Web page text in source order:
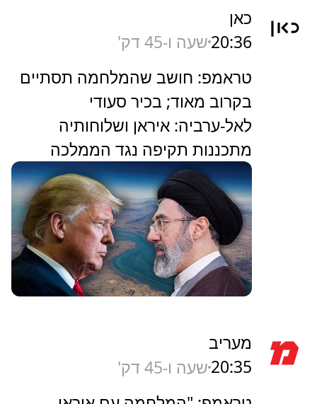
כאן
20:36שעה ו-45 דק'
טראמפ: חושב שהמלחמה תסתיים
בקרוב מאוד; בכיר סעודי
לאל-ערביה: איראן ושלוחותיה
מתכננות תקיפה נגד הממלכה
מעריב
20:35שעה ו-45 דק'